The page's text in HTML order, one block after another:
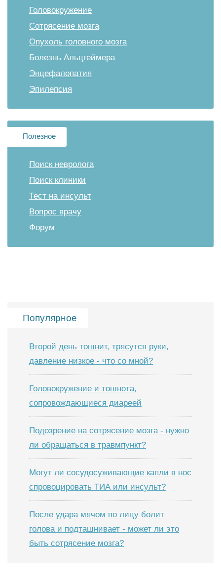
Головокружение
Сотрясение мозга
Опухоль головного мозга
Болезнь Альцгеймера
Энцефалопатия
Эпилепсия
Полезное
Поиск невролога
Поиск клиники
Тест на инсульт
Вопрос врачу
Форум
Популярное
Второй день тошнит, трясутся руки,
давление низкое - что со мной?
Головокружение и тошнота,
сопровождающиеся диареей
Подозрение на сотрясение мозга - нужно
ли обращаться в травмпункт?
Могут ли сосудосуживающие капли в нос
спровоцировать ТИА или инсульт?
После удара мячом по лицу болит
голова и подташнивает - может ли это
быть сотрясение мозга?